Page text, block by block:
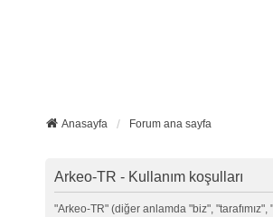
Anasayfa Forum ana sayfa
Arkeo-TR - Kullanım koşulları
"Arkeo-TR" (diğer anlamda "biz", "tarafımız",